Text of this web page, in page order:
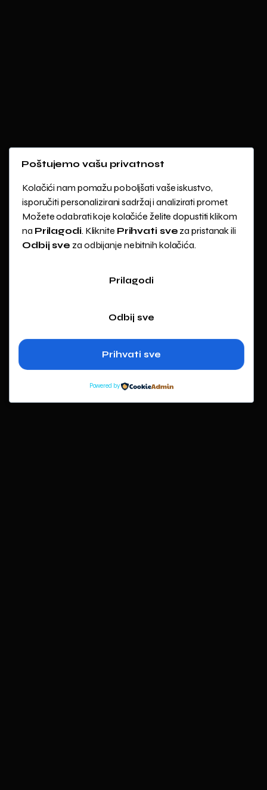
Poštujemo vašu privatnost
Kolačići nam pomažu poboljšati vaše iskustvo,
isporučiti personalizirani sadržaj i analizirati promet.
Možete odabrati koje kolačiće želite dopustiti klikom
na Prilagodi. Kliknite Prihvati sve za pristanak ili
Odbij sve za odbijanje nebitnih kolačića.
Prilagodi
Odbij sve
Prihvati sve
Powered by